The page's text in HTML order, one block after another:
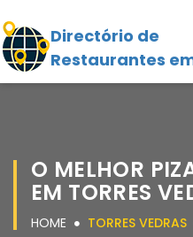
Directório de
Restaurantes
O MELHOR
EM TORRES
HOME TORRES VEDRAS